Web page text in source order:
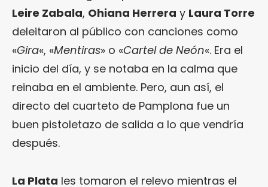
Leire Zabala, Ohiana Herrera y Laura Torre
deleitaron al público con canciones como
«Gira«, «Mentiras» o «Cartel de Neón«. Era el
inicio del día, y se notaba en la calma que
reinaba en el ambiente. Pero, aun así, el
directo del cuarteto de Pamplona fue un
buen pistoletazo de salida a lo que vendría
después.
La Plata les tomaron el relevo mientras el